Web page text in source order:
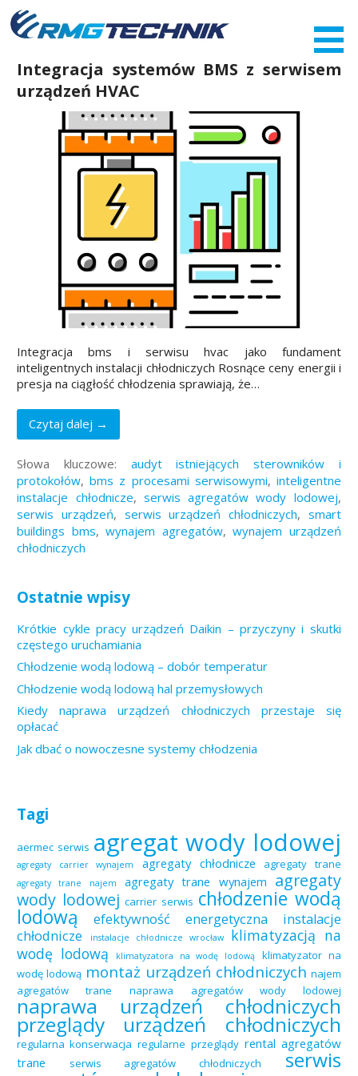
Przejdź
do
zawartości
Integracja systemów BMS z serwisem
urządzeń HVAC
Integracja bms i serwisu hvac jako fundament
inteligentnych instalacji chłodniczych Rosnące ceny energii i
presja na ciągłość chłodzenia sprawiają, że…
Czytaj dalej →
Słowa kluczowe: audyt istniejących sterowników i
protokołów,bms z procesami serwisowymi, inteligentne
instalacje chłodnicze, serwis agregatów wody lodowej,
serwis urządzeń, serwis urządzeń chłodniczych, smart
buildings bms,wynajem agregatów,wynajem urządzeń
chłodniczych
Ostatnie wpisy
Krótkie cykle pracy urządzeń Daikin – przyczyny i skutki
częstego uruchamiania
Chłodzenie wodą lodową – dobór temperatur
Chłodzenie wodą lodową hal przemysłowych
Kiedy naprawa urządzeń chłodniczych przestaje się
opłacać
Jak dbać o nowoczesne systemy chłodzenia
Tagi
aermec serwis agregat wody lodowej
agregaty carrier wynajem agregaty chłodnicze agregaty trane
agregaty trane najem agregaty trane wynajem agregaty
wody lodowej carrier serwis chłodzenie wodą
lodową efektywność energetyczna
instalacje
chłodnicze
instalacje chłodnicze wrocław
klimatyzacją na
wodę lodową
klimatyzatora na wodę lodową
klimatyzator na
wodę lodową montaż urządzeń chłodniczych najem
agregatów trane
naprawa agregatów wody lodowej
naprawa urządzeń chłodniczych
przeglądy urządzeń chłodniczych
regularna konserwacja regularne przeglądy rental agregatów
trane
serwis agregatów chłodniczych serwis